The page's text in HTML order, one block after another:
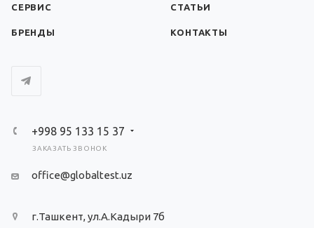
СЕРВИС СТАТЬИ
БРЕНДЫ КОНТАКТЫ
+998 95 133 15 37
ЗАКАЗАТЬ ЗВОНОК
office@globaltest.uz
г.Ташкент, ул.А.Кадыри 7б